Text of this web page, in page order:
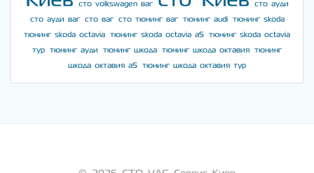
сто volkswagen ваг
сто ауди
сто ауди ваг
сто ваг сто тюнинг ваг тюнинг audi
тюнинг skoda
тюнинг skoda octavia
тюнинг skoda octavia a5
тюнинг skoda octavia
тур
тюнинг ауди тюнинг шкода тюнинг шкода октавия
тюнинг
шкода октавия а5
тюнинг шкода октавия тур